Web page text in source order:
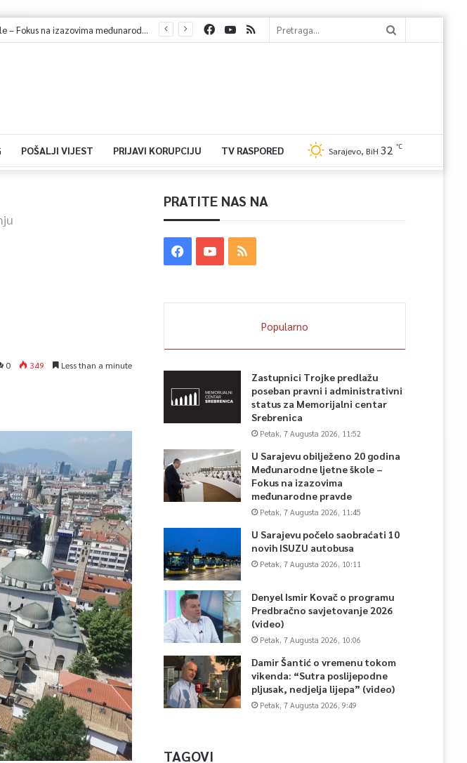
U Sarajevu obilježeno 20 godina Međunarodne ljetne škole – Fokus na izazovima međunarodne pravde
POŠALJI VIJEST PRIJAVI KORUPCIJU TV RASPORED Sarajevo, BiH 32 ℃
0 349 Less than a minute
PRATITE NAS NA
Popularno
Zastupnici Trojke predlažu
poseban pravni i administrativni
status za Memorijalni centar
Srebrenica
Petak, 7 Augusta 2026, 11:52
U Sarajevu obilježeno 20 godina
Međunarodne ljetne škole –
Fokus na izazovima
međunarodne pravde
Petak, 7 Augusta 2026, 11:45
U Sarajevu počelo saobraćati 10
novih ISUZU autobusa
Petak, 7 Augusta 2026, 10:11
Denyel Ismir Kovač o programu
Predbračno savjetovanje 2026
(video)
Petak, 7 Augusta 2026, 10:06
Damir Šantić o vremenu tokom
vikenda: “Sutra poslijepodne
pljusak, nedjelja lijepa” (video)
Petak, 7 Augusta 2026, 9:49
TAGOVI